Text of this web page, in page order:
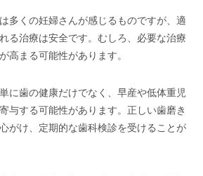
多くの妊婦さんが感じるものですが、適
る治療は安全です。むしろ、必要な治療
高まる可能性があります。
に歯の健康だけでなく、早産や低体重児
与する可能性があります。正しい歯磨き
がけ、定期的な歯科検診を受けることが